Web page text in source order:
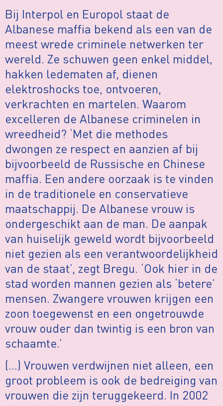
Bij Interpol en Europol staat de
Albanese maffia bekend als een van de
meest wrede criminele netwerken ter
wereld. Ze schuwen geen enkel middel,
hakken ledematen af, dienen
elektroshocks toe, ontvoeren,
verkrachten en martelen. Waarom
excelleren de Albanese criminelen in
wreedheid? ‘Met die methodes
dwongen ze respect en aanzien af bij
bijvoorbeeld de Russische en Chinese
maffia. Een andere oorzaak is te vinden
in de traditionele en conservatieve
maatschappij. De Albanese vrouw is
ondergeschikt aan de man. De aanpak
van huiselijk geweld wordt bijvoorbeeld
niet gezien als een verantwoordelijkheid
van de staat’, zegt Bregu. ‘Ook hier in de
stad worden mannen gezien als ‘betere’
mensen. Zwangere vrouwen krijgen een
zoon toegewenst en een ongetrouwde
vrouw ouder dan twintig is een bron van
schaamte.’
(…) Vrouwen verdwijnen niet alleen, een
groot probleem is ook de bedreiging van
vrouwen die zijn teruggekeerd. In 2002